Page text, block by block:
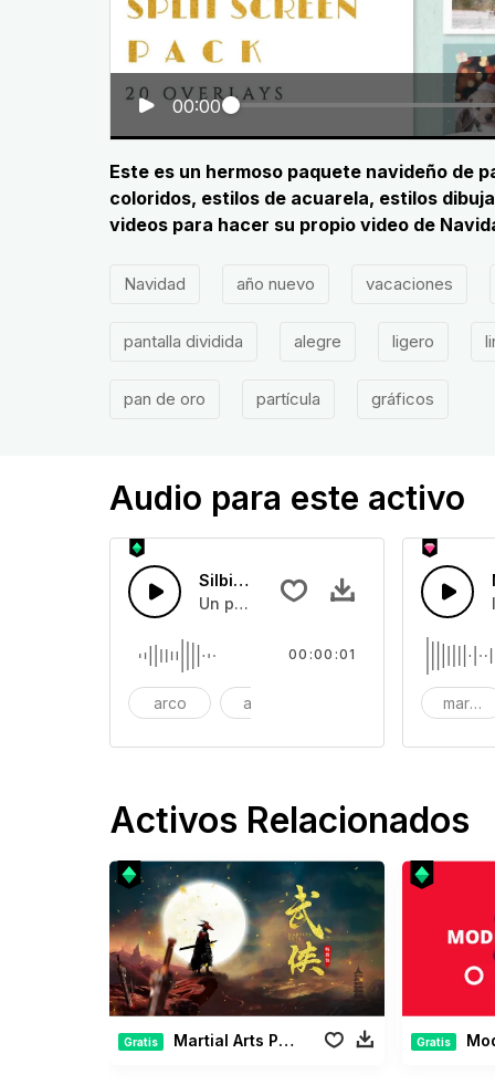
00:00
Este es un hermoso paquete navideño de
coloridos, estilos de acuarela, estilos
videos para hacer su propio video de
Navidad año nuevo vacaciones
pantalla dividida alegre ligero
pan de oro partícula gráficos
Audio para este activo
Silbido Cortante
Un poderoso soplido se corta
arco auge
00:00:01
Activos Relacionados
Gratis Martial Arts Pack Gratis